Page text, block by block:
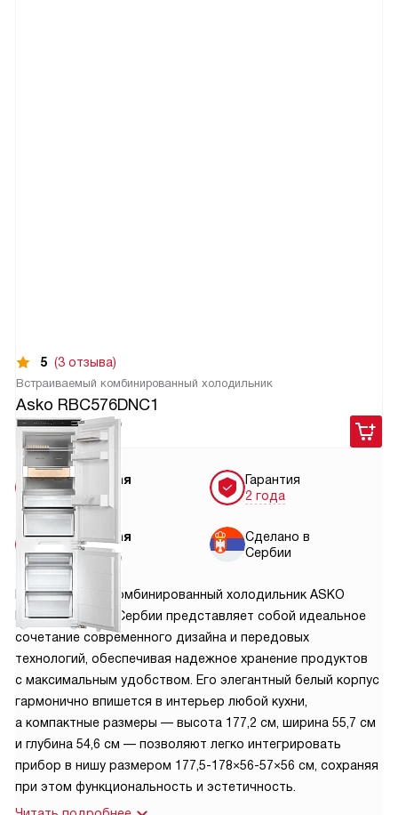
5 (3 отзыва)
Встраиваемый комбинированный холодильник
Asko RBC576DNC1
159 900руб.
Бесплатная
доставка
Бесплатная
установка
Гарантия
2 года
Сделано в
Сербии
Встраиваемый комбинированный холодильник ASKO
RBC576DNC1 из Сербии представляет собой идеальное
сочетание современного дизайна и передовых
технологий, обеспечивая надежное хранение продуктов
с максимальным удобством. Его элегантный белый корпус
гармонично впишется в интерьер любой кухни,
а компактные размеры — высота 177,2 см, ширина 55,7 см
и глубина 54,6 см — позволяют легко интегрировать
прибор в нишу размером 177,5-178×56-57×56 см, сохраняя
при этом функциональность и эстетичность.